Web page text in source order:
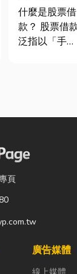
股票借款、股
票質借、當鋪
借款完整比較
什麼是股票借
款？ 股票借款
泛指以「手中
的融資方式，
能取得資金應
依承作單位不
為證券公司的
頁
廣告媒體
線上媒體